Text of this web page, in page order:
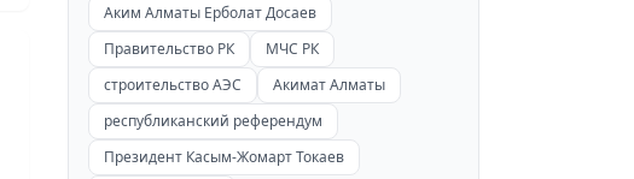
Аким Алматы Ерболат Досаев
Правительство РК
МЧС РК
строительство АЭС
Акимат Алматы
республиканский референдум
Президент Касым-Жомарт Токаев